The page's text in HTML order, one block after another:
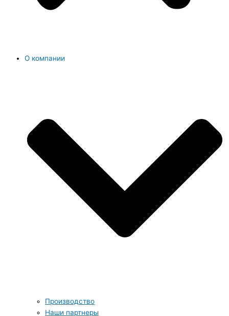
О компании
Производство
Наши партнеры